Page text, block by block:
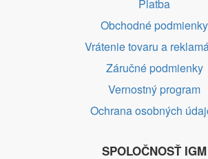
Platba
Obchodné podmienky
Vrátenie tovaru a
Záručné podmienky
Vernostný program
Ochrana osobných
SPOLOČNOSŤ IGM